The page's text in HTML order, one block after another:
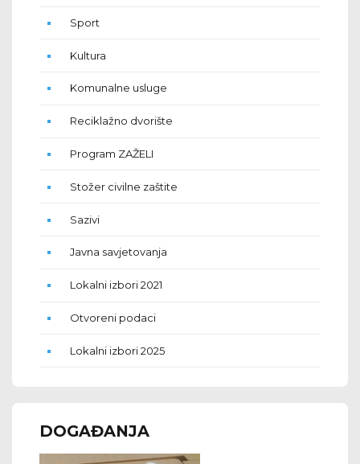
Sport
Kultura
Komunalne usluge
Reciklažno dvorište
Program ZAŽELI
Stožer civilne zaštite
Sazivi
Javna savjetovanja
Lokalni izbori 2021
Otvoreni podaci
Lokalni izbori 2025
DOGAĐANJA